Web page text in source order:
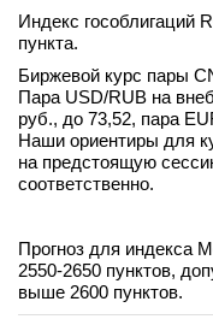
Индекс гособлигаций
пункта.
Биржевой курс пары
Пара USD/RUB на
руб., до 73,52, пара
Наши ориентиры для
на предстоящую
соответственно.
Прогноз для индекса
2550-2650 пунктов,
выше 2600 пунктов.